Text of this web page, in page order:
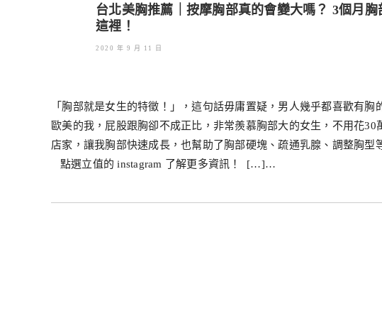
台北美胸推薦｜按摩胸部真的會變大嗎？ 3個月
這裡！
2020 年 9 月 11 日
「胸部就是女生的特徵！」，這句話毋庸置疑，男人幾乎都喜歡有
歐美的我，屁股跟胸卻不成正比，非常羨慕胸部大的女生，不用花
店家，讓我胸部快速成長，也幫助了胸部硬塊、疏通乳腺、調整胸型
點選立值的 instagram 了解更多資訊！ […]…